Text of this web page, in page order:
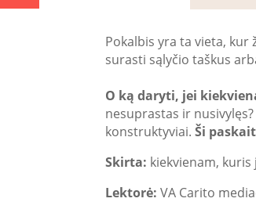
Pokalbis yra ta vieta, kur
surasti sąlyčio taškus
O ką daryti, jei
nesuprastas ir
konstruktyviai.Ši
Skirta: kiekvienam,
Lektorė:VA Carito